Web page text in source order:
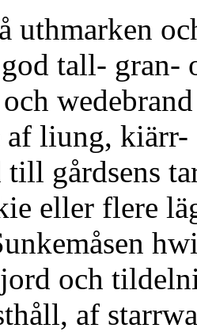
tall- gran-
liung, kiärr-
gårdsens
eller flere
och